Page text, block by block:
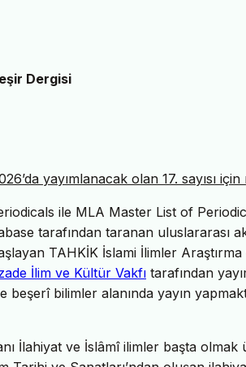
Dergisi
yayımlanacak olan 17. sayısı
ile MLA Master List of
tarafından taranan uluslararası
TAHKİK İslami İlimler
İlim ve Kültür Vakfı tarafından
bilimler alanında yayın
İlahiyat ve İslâmî ilimler başta